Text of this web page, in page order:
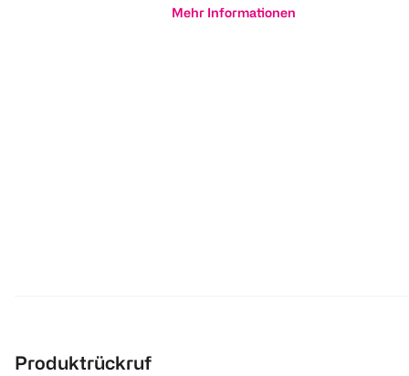
Mehr Informationen
Produktrückruf